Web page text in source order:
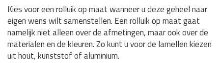
Kies voor een rolluik op maat wanneer u deze geheel naar
eigen wens wilt samenstellen. Een rolluik op maat gaat
namelijk niet alleen over de afmetingen, maar ook over de
materialen en de kleuren. Zo kunt u voor de lamellen kiezen
uit hout, kunststof of aluminium.